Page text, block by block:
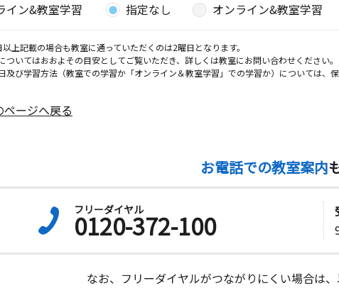
イン&教室学習
指定なし オンライン&教室学習
上記載の場合も教室に通っていただくのは2曜日となります。
ついてはおおよその目安としてご覧いただき、詳しくは教室にお問い合わせください
及び学習方法（教室での学習か「オンライン＆教室学習」での学習か）については、
ページへ戻る
お電話での教室案内
フリーダイヤル
0120-372-100
なお、フリーダイヤルがつながりにくい場合は